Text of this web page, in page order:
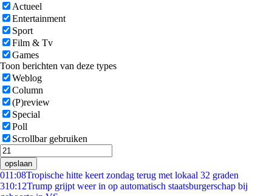
Actueel
Entertainment
Sport
Film & Tv
Games
Toon berichten van deze types
Weblog
Column
(P)review
Special
Poll
Scrollbar gebruiken
opslaan
011:08Tropische hitte keert zondag terug met lokaal 32 graden
310:12Trump grijpt weer in op automatisch staatsburgerschap bij